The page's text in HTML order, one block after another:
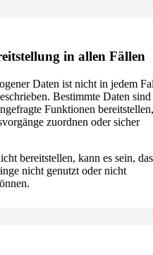
in allen Fällen
Daten ist nicht in jedem
Bestimmte Daten sind
Funktionen bereitstellen,
zuordnen oder sicher
bereitstellen, kann es sein,
nicht genutzt oder nicht